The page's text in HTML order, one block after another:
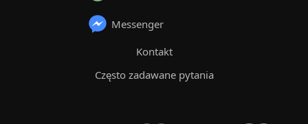
Messenger
Kontakt
Często zadawane pytania